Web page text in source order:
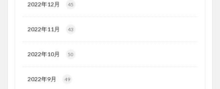
2022年12月 45
2022年11月 43
2022年10月 50
2022年9月 49